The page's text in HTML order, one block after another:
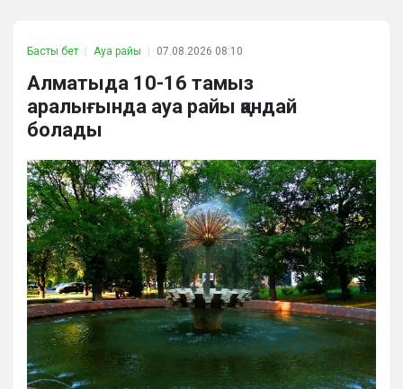
Басты бет Ауа райы 07.08.2026 08:10
Алматыда 10-16 тамыз
аралығында ауа райы қандай
болады